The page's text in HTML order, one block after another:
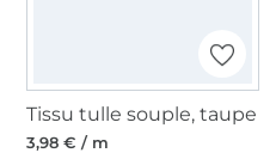
Tissu tulle souple, taupe
3,98 € / m